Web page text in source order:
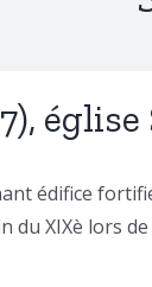
édifice
XIXè lors